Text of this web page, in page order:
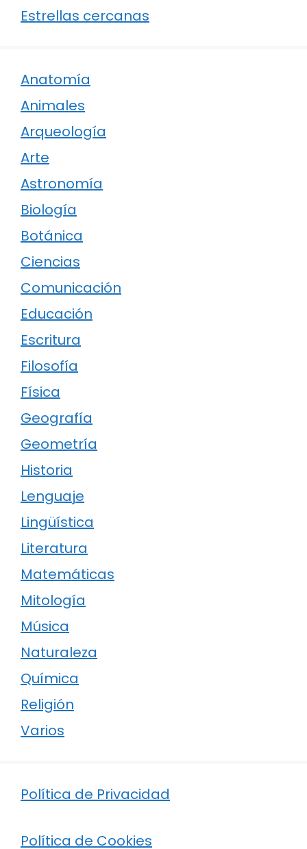
Estrellas cercanas
Anatomía
Animales
Arqueología
Arte
Astronomía
Biología
Botánica
Ciencias
Comunicación
Educación
Escritura
Filosofía
Física
Geografía
Geometría
Historia
Lenguaje
Lingüística
Literatura
Matemáticas
Mitología
Música
Naturaleza
Química
Religión
Varios
Política de Privacidad
Política de Cookies